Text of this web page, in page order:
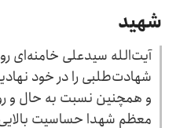
شهید
آیت‌الله سیدعلی خامنه‌ای
شهادت‌طلبی را در خود
و همچنین نسبت به حال و
معظم شهدا حساسیت